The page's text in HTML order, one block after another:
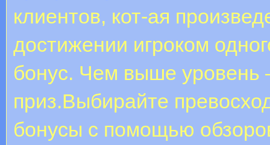
клиентов, кот-ая
достижении игроком
бонус. Чем выше
приз.Выбирайте
бонусы с помощью